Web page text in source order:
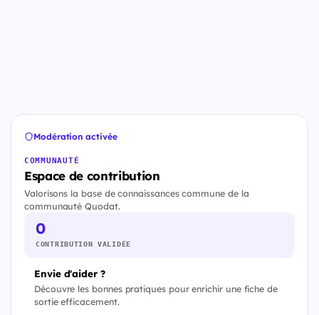
Modération activée
COMMUNAUTÉ
Espace de contribution
Valorisons la base de connaissances commune de la
communauté Quodat.
0
CONTRIBUTION VALIDÉE
Envie d'aider ?
Découvre les bonnes pratiques pour enrichir une fiche de
sortie efficacement.